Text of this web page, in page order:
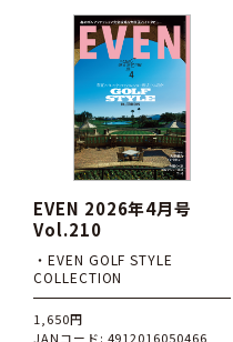
EVEN 2026年4月号
Vol.210
・EVEN GOLF STYLE
COLLECTION
1,650円
JANコード: 4912016050466